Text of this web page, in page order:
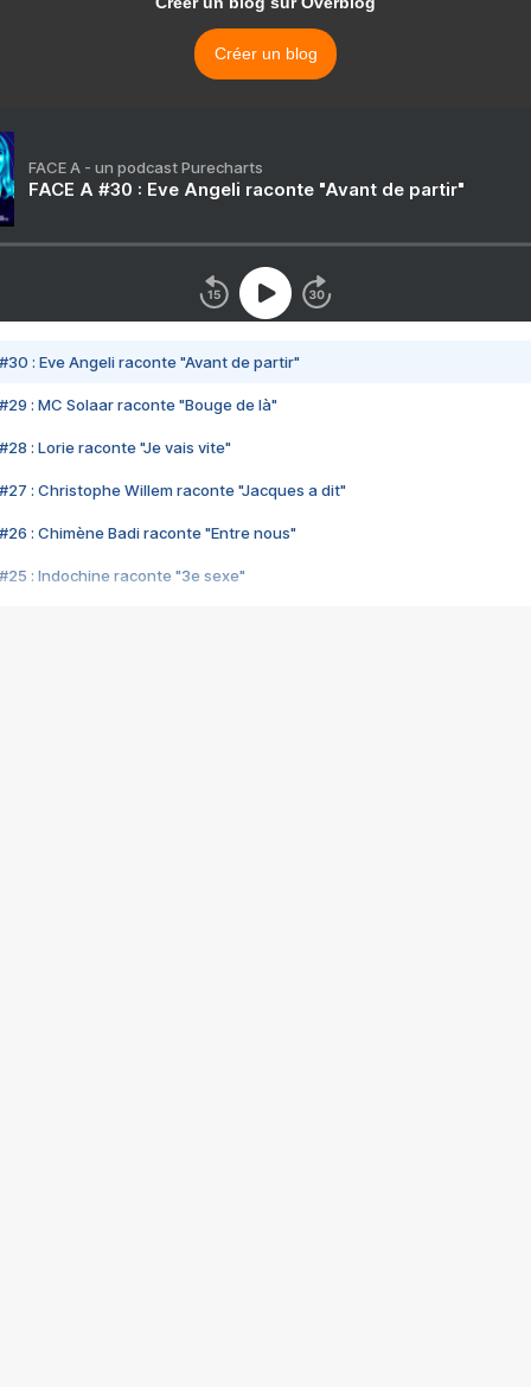
Créer un blog
FACE A - un podcast Purecharts
FACE A #30 : Eve Angeli raconte "Avant de partir"
#30 : Eve Angeli raconte "Avant de partir"
#29 : MC Solaar raconte "Bouge de là"
#28 : Lorie raconte "Je vais vite"
#27 : Christophe Willem raconte "Jacques a dit"
#26 : Chimène Badi raconte "Entre nous"
#25 : Indochine raconte "3e sexe"